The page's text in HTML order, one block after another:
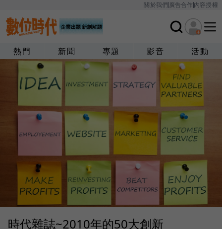
關於我們廣告合作內容授權
熱門 新聞 專題 影音 活動
時代雜誌~2010年的50大創新